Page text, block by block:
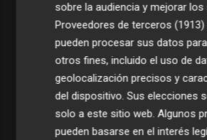
sobre la audiencia y mejorar los
Proveedores de terceros (1913)
pueden procesar sus datos
otros fines, incluido el uso de
geolocalización precisos y
del dispositivo. Sus elecciones
solo a este sitio web. Algunos
pueden basarse en el interés